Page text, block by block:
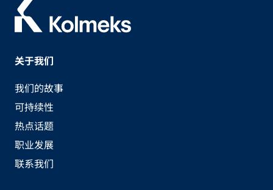
关于我们
我们的故事
可持续性
热点话题
职业发展
联系我们